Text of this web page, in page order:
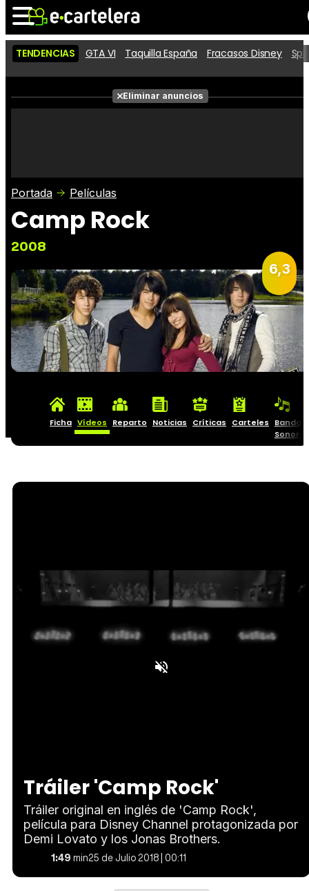
Noticias Cartelera
Películas
Críticas
TENDENCIAS GTA VI Taquilla España Fracasos Disney
Eliminar anuncios
Portada Películas
Camp Rock
2008
6,3
Ficha Vídeos Reparto Noticias Críticas Carteles
Banda
Sonora
Tráiler 'Camp Rock'
Tráiler original en inglés de 'Camp Rock',
película para Disney Channel protagonizada por
Demi Lovato y los Jonas Brothers.
1:49min25 de Julio 2018 | 00:11